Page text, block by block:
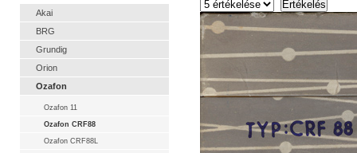
Akai
BRG
Grundig
Orion
Ozafon
Ozafon 11
Ozafon CRF88
Ozafon CRF88L